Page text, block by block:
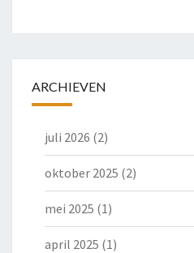
ARCHIEVEN
juli 2026 (2)
oktober 2025 (2)
mei 2025 (1)
april 2025 (1)